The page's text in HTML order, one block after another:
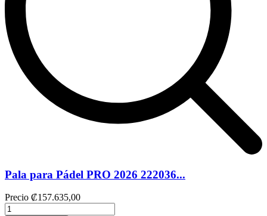
Pala para Pádel PRO 2026 222036...
Precio ₡157.635,00